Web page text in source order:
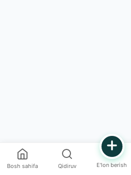
Bosh sahifa Qidiruv E'lon berish